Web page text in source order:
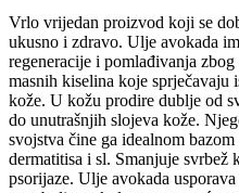
Vrlo vrijedan proizvod koji se
ukusno i zdravo. Ulje avokada
regeneracije i pomlađivanja
masnih kiselina koje sprječavaju
kože. U kožu prodire dublje od
do unutrašnjih slojeva kože.
svojstva čine ga idealnom
dermatitisa i sl. Smanjuje svrbež
psorijaze. Ulje avokada